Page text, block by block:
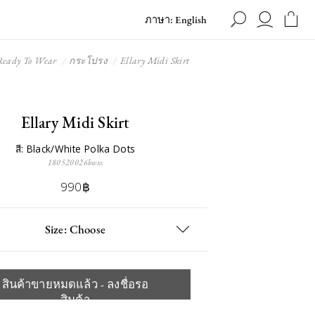
ภาษา: English
To Wear กระโปรง Ellary Midi Skirt
Ellary Midi Skirt
สี: Black/White Polka Dots
180520026bwxs
990฿
Size: Choose
สินค้าขายหมดแล้ว - ลงชื่อรอ
สินค้า